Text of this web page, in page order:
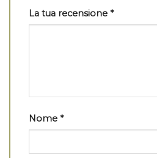
La tua recensione *
Nome *